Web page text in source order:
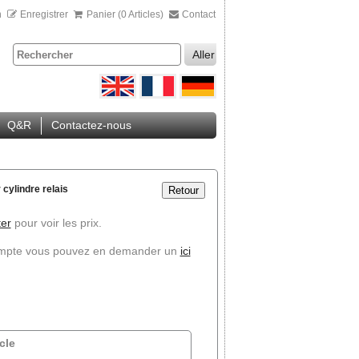
Enregistrer Panier (0 Articles) Contact
Aller
Q&R Contactez-nous
Retour
cylindre relais
pour voir les prix.
vous pouvez en demander un ici